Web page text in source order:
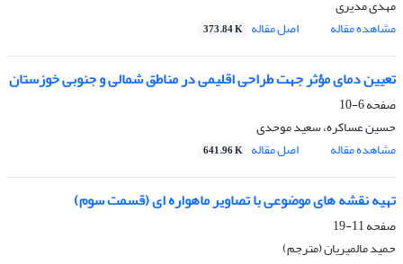
مهدی مدیری
مشاهده مقاله
اصل مقاله 373.84 K
تعیین دمای مؤثر جهت طراحی اقلیمی در مناطق شمالی و جنوبی خوزستان
صفحه6-10
حسین عساکره، سعید موحدی
مشاهده مقاله
اصل مقاله 641.96 K
تهیه نقشه های موضوعی با تصاویر ماهواره ای (قسمت سوم)
صفحه11-19
حمید مالمیریان (مترجم)